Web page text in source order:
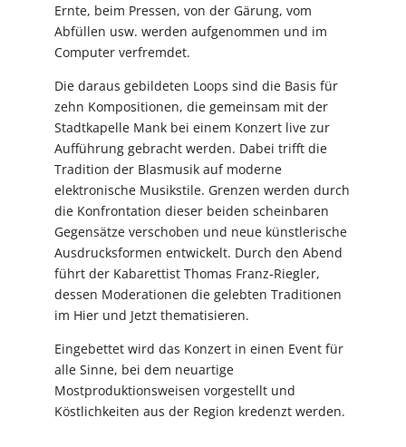
Ernte, beim Pressen, von der Gärung, vom
Abfüllen usw. werden aufgenommen und im
Computer verfremdet.
Die daraus gebildeten Loops sind die Basis für
zehn Kompositionen, die gemeinsam mit der
Stadtkapelle Mank bei einem Konzert live zur
Aufführung gebracht werden. Dabei trifft die
Tradition der Blasmusik auf moderne
elektronische Musikstile. Grenzen werden durch
die Konfrontation dieser beiden scheinbaren
Gegensätze verschoben und neue künstlerische
Ausdrucksformen entwickelt. Durch den Abend
führt der Kabarettist Thomas Franz-Riegler,
dessen Moderationen die gelebten Traditionen
im Hier und Jetzt thematisieren.
Eingebettet wird das Konzert in einen Event für
alle Sinne, bei dem neuartige
Mostproduktionsweisen vorgestellt und
Köstlichkeiten aus der Region kredenzt werden.